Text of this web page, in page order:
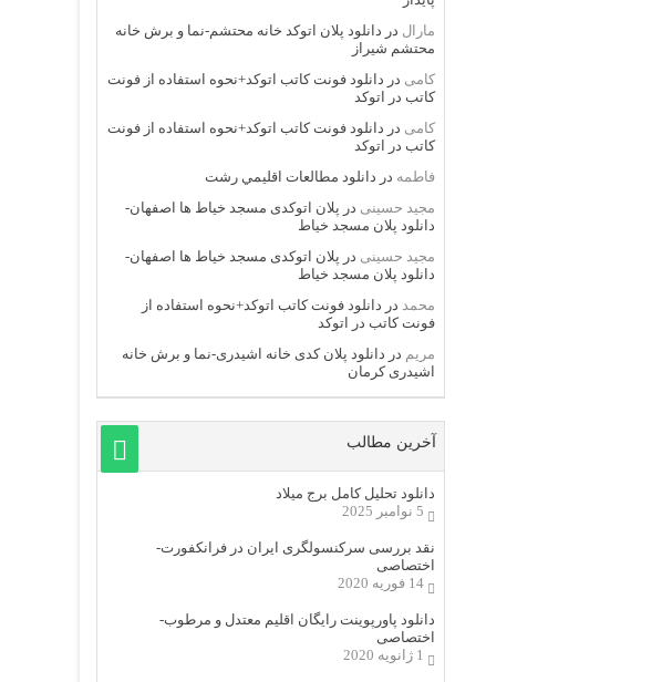
مارال در دانلود پلان اتوکد خانه محتشم-نما و برش خانه
محتشم شیراز
کامی در دانلود فونت کاتب اتوکد+نحوه استفاده از فونت
کاتب در اتوکد
کامی در دانلود فونت کاتب اتوکد+نحوه استفاده از فونت
کاتب در اتوکد
فاطمه در دانلود مطالعات اقليمي رشت
مجید حسینی در پلان اتوکدی مسجد خیاط ها اصفهان-
دانلود پلان مسجد خیاط
مجید حسینی در پلان اتوکدی مسجد خیاط ها اصفهان-
دانلود پلان مسجد خیاط
محمد در دانلود فونت کاتب اتوکد+نحوه استفاده از
فونت کاتب در اتوکد
مریم در دانلود پلان کدی خانه اشیدری-نما و برش خانه
اشیدری کرمان
آخرین مطالب
دانلود تحلیل کامل برج میلاد
5 نوامبر 2025
نقد بررسی سرکنسولگری ایران در فرانکفورت-
اختصاصی
14 فوریه 2020
دانلود پاورپوینت رایگان اقلیم معتدل و مرطوب-
اختصاصی
1 ژانویه 2020